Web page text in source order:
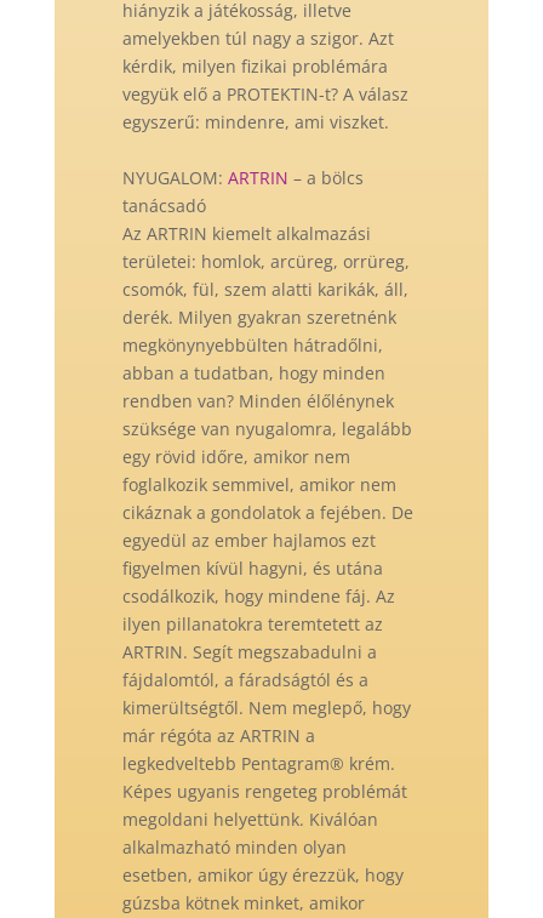
hiányzik a játékosság, illetve
amelyekben túl nagy a szigor. Azt
kérdik, milyen fizikai problémára
vegyük elő a PROTEKTIN-t? A válasz
egyszerű: mindenre, ami viszket.
NYUGALOM: ARTRIN – a bölcs
tanácsadó
Az ARTRIN kiemelt alkalmazási
területei: homlok, arcüreg, orrüreg,
csomók, fül, szem alatti karikák, áll,
derék. Milyen gyakran szeretnénk
megkönynyebbülten hátradőlni,
abban a tudatban, hogy minden
rendben van? Minden élőlénynek
szüksége van nyugalomra, legalább
egy rövid időre, amikor nem
foglalkozik semmivel, amikor nem
cikáznak a gondolatok a fejében. De
egyedül az ember hajlamos ezt
figyelmen kívül hagyni, és utána
csodálkozik, hogy mindene fáj. Az
ilyen pillanatokra teremtetett az
ARTRIN. Segít megszabadulni a
fájdalomtól, a fáradságtól és a
kimerültségtől. Nem meglepő, hogy
már régóta az ARTRIN a
legkedveltebb Pentagram® krém.
Képes ugyanis rengeteg problémát
megoldani helyettünk. Kiválóan
alkalmazható minden olyan
esetben, amikor úgy érezzük, hogy
gúzsba kötnek minket, amikor